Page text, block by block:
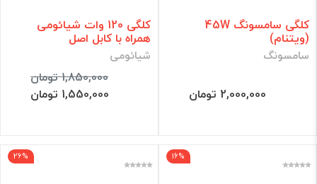
کلگی سامسونگ 45W
(ویتنام)
سامسونگ
2,000,000 تومان
کلگی 120 وات شیائومی
همراه با کابل اصل
شیائومی
1,850,000 تومان
1,550,000 تومان
16%
26%